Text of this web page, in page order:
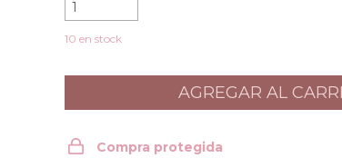
10 en stock
Compra protegida